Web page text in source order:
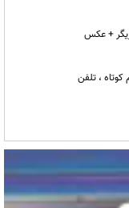
+ عکس
کوتاه ، تلفن